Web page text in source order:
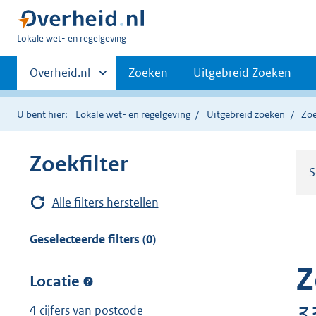
U
hier:
Lokale wet- en regelgeving
Primaire
navigatie
Andere
sites
binnen
Overheid.nl Zoeken Uitgebreid Zoeken
U bent hier: Lokale wet- en regelgeving Uitgebreid zoeken
Zoekfilter
Alle filters herstellen
Geselecteerde filters (0)
Locatie
4 cijfers van postcode